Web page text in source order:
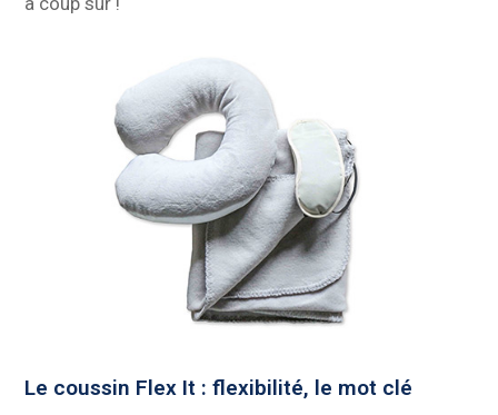
Le coussin Flex It : flexibilité, le mot clé